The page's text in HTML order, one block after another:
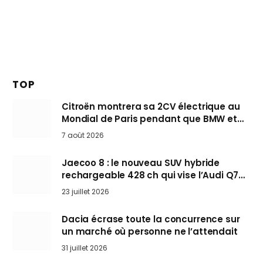
TOP
Citroën montrera sa 2CV électrique au
Mondial de Paris pendant que BMW et
Mini désertent le salon
7 août 2026
Jaecoo 8 : le nouveau SUV hybride
rechargeable 428 ch qui vise l’Audi Q7
arrive en Europe cet automne
23 juillet 2026
Dacia écrase toute la concurrence sur
un marché où personne ne l’attendait
31 juillet 2026